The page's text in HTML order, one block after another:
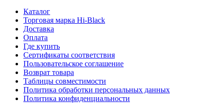
Каталог
Торговая марка Hi-Black
Доставка
Оплата
Где купить
Сертификаты соответствия
Пользовательское соглашение
Возврат товара
Таблицы совместимости
Политика обработки персональных данных
Политика конфиденциальности